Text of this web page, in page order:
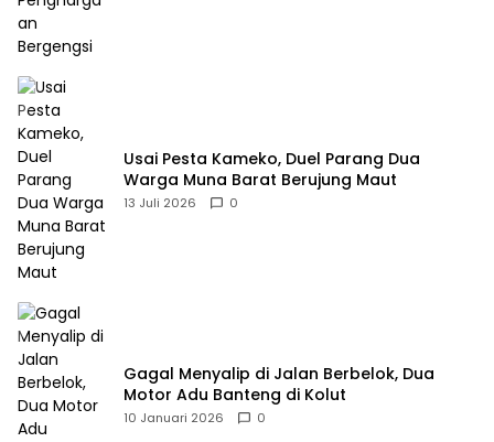
Usai Pesta Kameko, Duel Parang Dua
Warga Muna Barat Berujung Maut
13 Juli 2026 0
Gagal Menyalip di Jalan Berbelok, Dua
Motor Adu Banteng di Kolut
10 Januari 2026 0